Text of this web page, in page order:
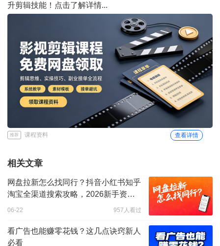
升剪辑技能！点击了解详情...
推荐 课程资料 查看详情
相关文章
网盘拉新怎么找同行？抖音小红书知乎
淘宝全渠道搜索攻略，2026新手资源
推广方法
06-22 957人看过
看广告也能赚零花钱？这几点诀窍新人
必看